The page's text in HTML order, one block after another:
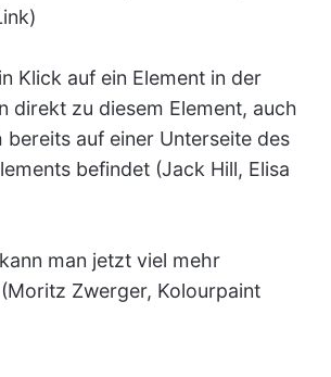
Klick auf ein Element in der
direkt zu diesem Element, auch
bereits auf einer Unterseite des
befindet (Jack Hill, Elisa
man jetzt viel mehr
Zwerger, Kolourpaint